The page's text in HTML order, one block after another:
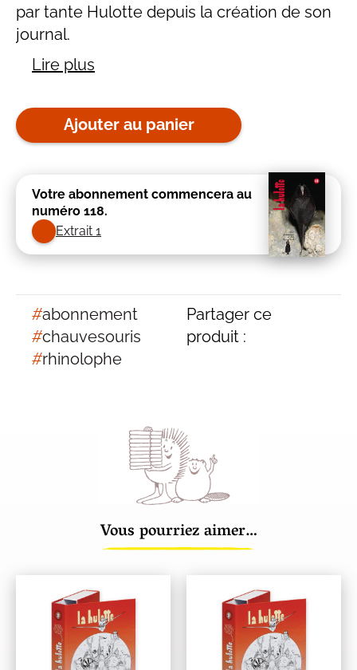
par tante Hulotte depuis la création de son
journal.
Lire plus
Ajouter au panier
Votre abonnement commencera au
numéro 118.
Extrait 1
#abonnement
#chauvesouris
#rhinolophe
Partager ce
produit :
Vous pourriez aimer…